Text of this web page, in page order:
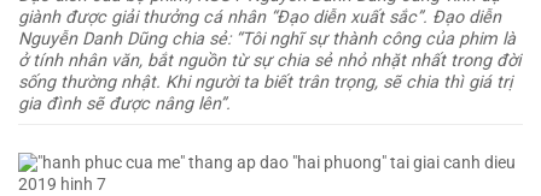
giành được giải thưởng cá nhân “Đạo diễn xuất sắc”. Đạo diễn
Nguyễn Danh Dũng chia sẻ: “Tôi nghĩ sự thành công của phim là
ở tính nhân văn, bắt nguồn từ sự chia sẻ nhỏ nhặt nhất trong đời
sống thường nhật. Khi người ta biết trân trọng, sẽ chia thì giá trị
gia đình sẽ được nâng lên”.